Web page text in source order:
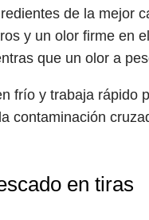
de la mejor
y un olor firme en
que un olor a
frío y trabaja rápido
contaminación
en tiras